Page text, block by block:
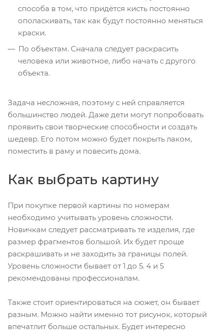
способа в том, что придётся кисть постоянно
ополаскивать, так как будут постоянно меняться
краски.
По объектам. Сначала следует раскрасить
человека или животное, либо начать с другого
объекта.
Задача несложная, поэтому с ней справляется
большинство людей. Даже дети могут попробовать
проявить свои творческие способности и создать
шедевр. Его потом можно будет покрыть лаком,
поместить в раму и повесить дома.
Как выбрать картину
При покупке первой картины по номерам
необходимо учитывать уровень сложности.
Новичкам следует рассматривать те изделия, где
размер фрагментов большой. Их будет проще
раскрашивать и не заходить за границы полей.
Уровень сложности бывает от 1 до 5. 4 и 5
рекомендованы профессионалам.
Также стоит ориентироваться на сюжет, он бывает
разным. Можно найти именно тот рисунок, который
впечатлит больше остальных. Будет интересно